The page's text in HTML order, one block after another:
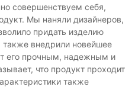
совершенствуем себя,
Мы наняли дизайнеров,
придать изделию
внедрили новейшее
его прочным, надежным и
что продукт проходит
также